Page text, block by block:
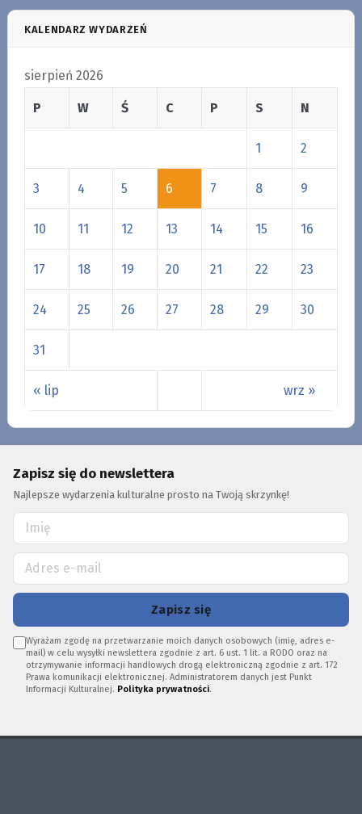
KALENDARZ WYDARZEŃ
sierpień 2026
P W Ś C P S N
« lip wrz »
1 2
3 4 5 6 7 8 9
10 11 12 13 14 15 16
17 18 19 20 21 22 23
24 25 26 27 28 29 30
31
Zapisz się do newslettera
Najlepsze wydarzenia kulturalne prosto na Twoją skrzynkę!
Zapisz się
Wyrażam zgodę na przetwarzanie moich danych osobowych (imię, adres e-
mail) w celu wysyłki newslettera zgodnie z art. 6 ust. 1 lit. a RODO oraz na
otrzymywanie informacji handlowych drogą elektroniczną zgodnie z art. 172
Prawa komunikacji elektronicznej. Administratorem danych jest Punkt
Informacji Kulturalnej. Polityka prywatności.